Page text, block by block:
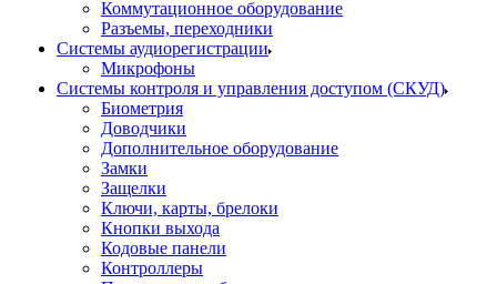
Коммутационное оборудование
Разъемы, переходники
Системы аудиорегистрации
Микрофоны
Системы контроля и управления доступом (СКУД)
Биометрия
Доводчики
Дополнительное оборудование
Замки
Защелки
Ключи, карты, брелоки
Кнопки выхода
Кодовые панели
Контроллеры